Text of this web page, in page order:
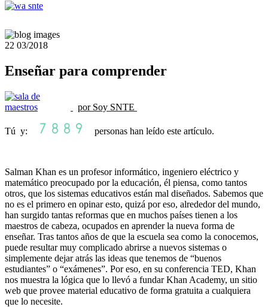
22 03/2018
Enseñar para comprender
por Soy SNTE
Tú y: personas han leído este artículo.
Salman Khan es un profesor informático, ingeniero eléctrico y
matemático preocupado por la educación, él piensa, como tantos
otros, que los sistemas educativos están mal diseñados. Sabemos que
no es el primero en opinar esto, quizá por eso, alrededor del mundo,
han surgido tantas reformas que en muchos países tienen a los
maestros de cabeza, ocupados en aprender la nueva forma de
enseñar. Tras tantos años de que la escuela sea como la conocemos,
puede resultar muy complicado abrirse a nuevos sistemas o
simplemente dejar atrás las ideas que tenemos de “buenos
estudiantes” o “exámenes”. Por eso, en su conferencia TED, Khan
nos muestra la lógica que lo llevó a fundar Khan Academy, un sitio
web que provee material educativo de forma gratuita a cualquiera
que lo necesite.